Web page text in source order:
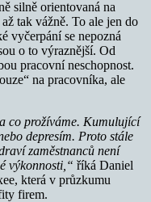
silně orientovaná na
tak vážně. To ale jen do
vyčerpání se nepozná
o to výraznější. Od
pracovní neschopnost.
na pracovníka, ale
co prožíváme. Kumulující
depresím. Proto stále
zaměstnanců není
výkonnosti,“ říká Daniel
která v průzkumu
firem.